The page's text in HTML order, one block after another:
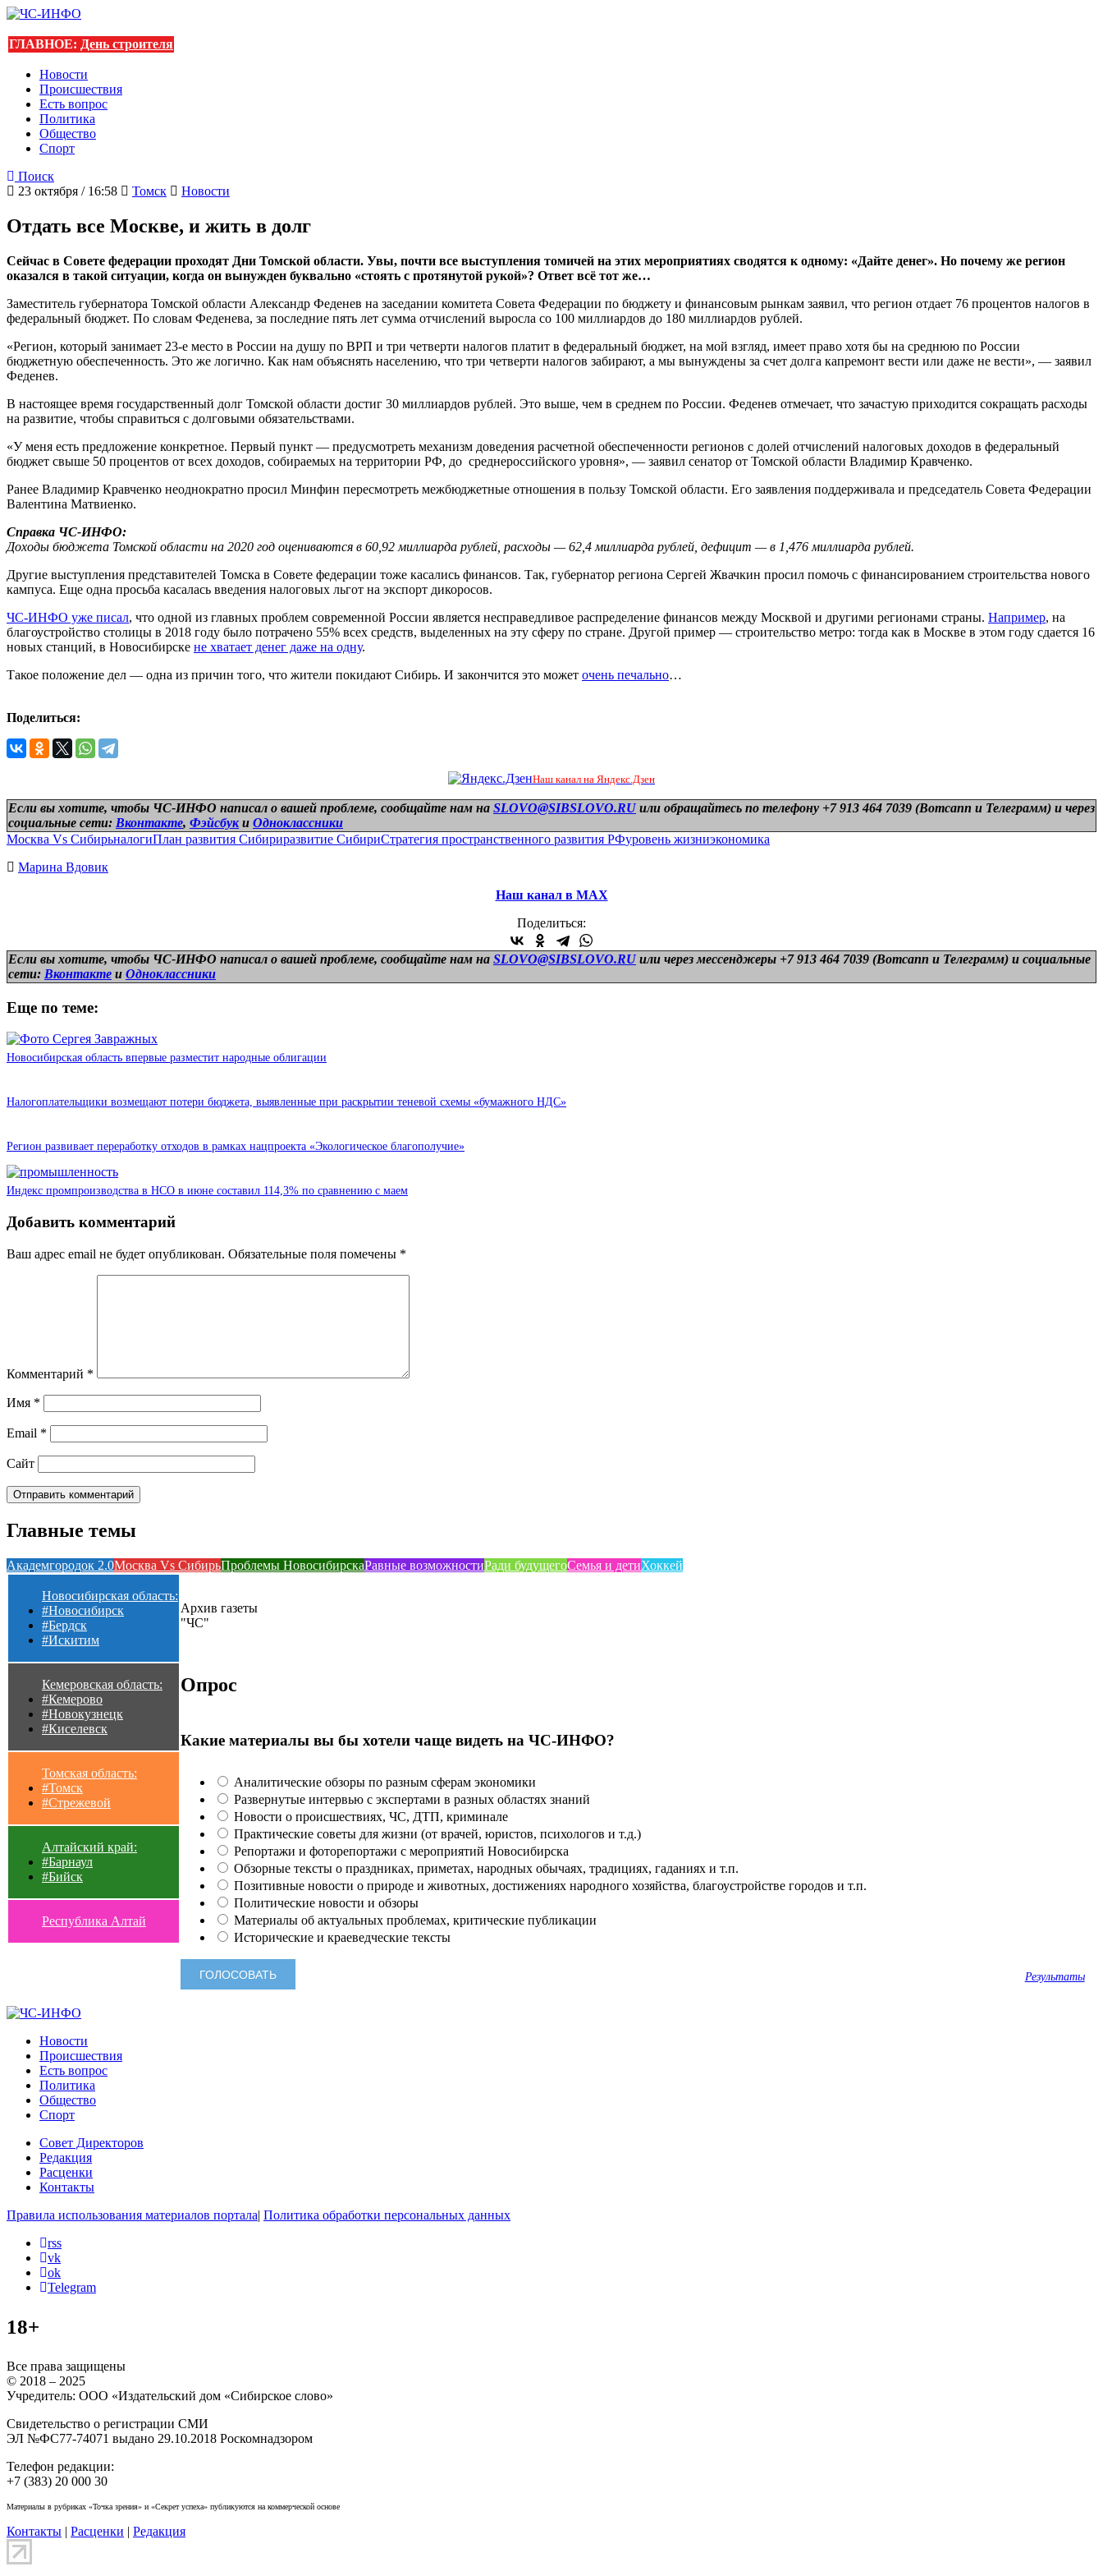
ГЛАВНОЕ: День строителя
Новости
Происшествия
Есть вопрос
Политика
Общество
Спорт
Поиск
23 октября / 16:58
Томск Новости
Отдать все Москве, и жить в долг
Сейчас в Совете федерации проходят Дни Томской области. Увы, почти все выступления томичей на этих мероприятиях сводятся к одному: «Дайте денег». Но почему же регион
оказался в такой ситуации, когда он вынужден буквально «стоять с протянутой рукой»? Ответ всё тот же…
Заместитель губернатора Томской области Александр Феденев на заседании комитета Совета Федерации по бюджету и финансовым рынкам заявил, что регион отдает 76 процентов налогов в
федеральный бюджет. По словам Феденева, за последние пять лет сумма отчислений выросла со 100 миллиардов до 180 миллиардов рублей.
«Регион, который занимает 23-е место в России на душу по ВРП и три четверти налогов платит в федеральный бюджет, на мой взгляд, имеет право хотя бы на среднюю по России
бюджетную обеспеченность. Это же логично. Как нам объяснять населению, что три четверти налогов забирают, а мы вынуждены за счет долга капремонт вести или даже не вести», — заявил
Феденев.
В настоящее время государственный долг Томской области достиг 30 миллиардов рублей. Это выше, чем в среднем по России. Феденев отмечает, что зачастую приходится сокращать расходы
на развитие, чтобы справиться с долговыми обязательствами.
«У меня есть предложение конкретное. Первый пункт — предусмотреть механизм доведения расчетной обеспеченности регионов с долей отчислений налоговых доходов в федеральный
бюджет свыше 50 процентов от всех доходов, собираемых на территории РФ, до среднероссийского уровня», — заявил сенатор от Томской области Владимир Кравченко.
Ранее Владимир Кравченко неоднократно просил Минфин пересмотреть межбюджетные отношения в пользу Томской области. Его заявления поддерживала и председатель Совета Федерации
Валентина Матвиенко.
Справка ЧС-ИНФО:
Доходы бюджета Томской области на 2020 год оцениваются в 60,92 миллиарда рублей, расходы — 62,4 миллиарда рублей, дефицит — в 1,476 миллиарда рублей.
Другие выступления представителей Томска в Совете федерации тоже касались финансов. Так, губернатор региона Сергей Жвачкин просил помочь с финансированием строительства нового
кампуса. Еще одна просьба касалась введения налоговых льгот на экспорт дикоросов.
ЧС-ИНФО уже писал, что одной из главных проблем современной России является несправедливое распределение финансов между Москвой и другими регионами страны. Например, на
благоустройство столицы в 2018 году было потрачено 55% всех средств, выделенных на эту сферу по стране. Другой пример — строительство метро: тогда как в Москве в этом году сдается 16
новых станций, в Новосибирске не хватает денег даже на одну.
Такое положение дел — одна из причин того, что жители покидают Сибирь. И закончится это может очень печально…
Поделиться:
Наш канал на Яндекс.Дзен
Если вы хотите, чтобы ЧС-ИНФО написал о вашей проблеме, сообщайте нам на SLOVO@SIBSLOVO.RU или обращайтесь по телефону +7 913 464 7039 (Вотсапп и Телеграмм) и через
социальные сети: Вконтакте, Фэйсбуки Одноклассники
Москва Vs СибирьналогиПлан развития Сибириразвитие СибириСтратегия пространственного развития РФуровень жизниэкономика
Марина Вдовик
Наш канал в МАХ
Поделиться:
Если вы хотите, чтобы ЧС-ИНФО написал о вашей проблеме, сообщайте нам на SLOVO@SIBSLOVO.RU или через мессенджеры +7 913 464 7039 (Вотсапп и Телеграмм) и социальные
сети: Вконтакте и Одноклассники
Еще по теме:
Новосибирская область впервые разместит народные облигации
Налогоплательщики возмещают потери бюджета, выявленные при раскрытии теневой схемы «бумажного НДС»
Регион развивает переработку отходов в рамках нацпроекта «Экологическое благополучие»
Индекс промпроизводства в НСО в июне составил 114,3% по сравнению с маем
Добавить комментарий
Ваш адрес email не будет опубликован. Обязательные поля помечены *
Комментарий *
Имя *
Email *
Сайт
Главные темы
Академгородок 2.0Москва Vs СибирьПроблемы НовосибирскаРавные возможностиРади будущегоСемья и детиХоккей
Новосибирская область:
#Новосибирск
#Бердск
#Искитим
Кемеровская область:
#Кемерово
#Новокузнецк
#Киселевск
Томская область:
#Томск
#Стрежевой
Алтайский край:
#Барнаул
#Бийск
Республика Алтай
Архив газеты
"ЧС"
Опрос
Какие материалы вы бы хотели чаще видеть на ЧС-ИНФО?
Аналитические обзоры по разным сферам экономики
Развернутые интервью с экспертами в разных областях знаний
Новости о происшествиях, ЧС, ДТП, криминале
Практические советы для жизни (от врачей, юристов, психологов и т.д.)
Репортажи и фоторепортажи с мероприятий Новосибирска
Обзорные тексты о праздниках, приметах, народных обычаях, традициях, гаданиях и т.п.
Позитивные новости о природе и животных, достижениях народного хозяйства, благоустройстве городов и т.п.
Политические новости и обзоры
Материалы об актуальных проблемах, критические публикации
Исторические и краеведческие тексты
Результаты
Новости
Происшествия
Есть вопрос
Политика
Общество
Спорт
Совет Директоров
Редакция
Расценки
Контакты
Правила использования материалов портала| Политика обработки персональных данных
rss
vk
ok
Telegram
18+
Все права защищены
© 2018 – 2025
Учредитель: ООО «Издательский дом «Сибирское слово»
Свидетельство о регистрации СМИ
ЭЛ №ФС77-74071 выдано 29.10.2018 Роскомнадзором
Телефон редакции:
+7 (383) 20 000 30
Материалы в рубриках «Точка зрения» и «Секрет успеха» публикуются на коммерческой основе
Контакты | Расценки | Редакция